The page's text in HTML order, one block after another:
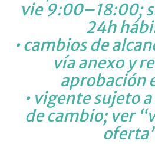
vie 9:00–18:00;
24h
• cambios de
vía anexo y
aprobación
• vigente sujeto
de cambio; ver